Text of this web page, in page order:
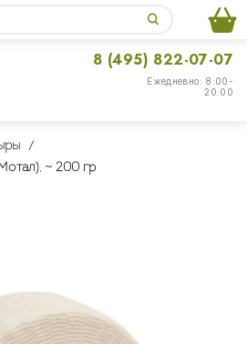
Ежедневно: 8:00-
20:00
8 (495) 822-07-07
~ 200 гр